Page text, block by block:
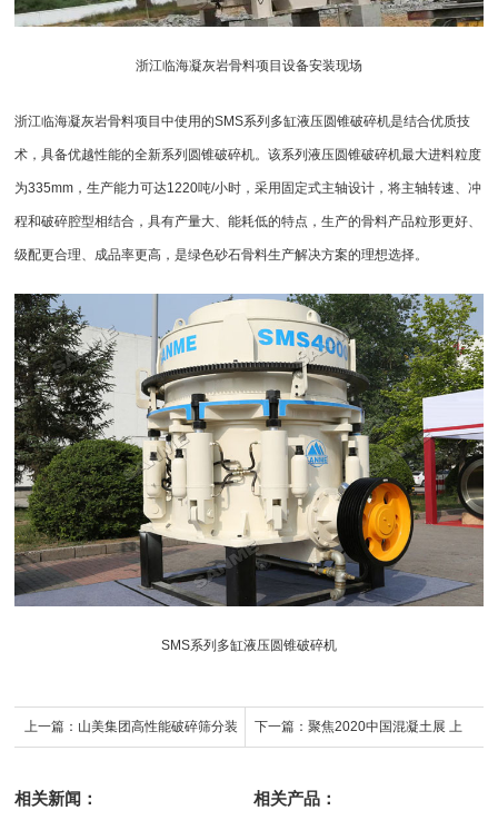
浙江临海凝灰岩骨料项目设备安装现场
浙江临海凝灰岩骨料项目中使用的SMS系列 多缸液压圆锥破碎机是结合优质技
术，具备优越性能的全新系列圆锥破碎机。该系列液压圆锥破碎机最大进料粒度
为335mm，生产能力可达1220吨/小时，采用固定式主轴设计，将主轴转速、冲
程和破碎腔型相结合，具有产量大、能耗低的特点，生产的骨料产品粒形更好、
级配更合理、成品率更高，是绿色砂石骨料生产解决方案的理想选择。
SMS系列多缸液压圆锥破碎机
上一篇： 山美集团高性能破碎筛分装
万吨花岗岩尾矿制砂项目
下一篇：聚焦2020中国混凝土展 上
相关新闻： 相关产品：